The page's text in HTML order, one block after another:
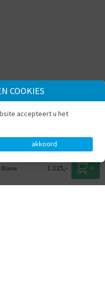
Blauw 1.125,-
COOKIES
accepteert u het
akkoord